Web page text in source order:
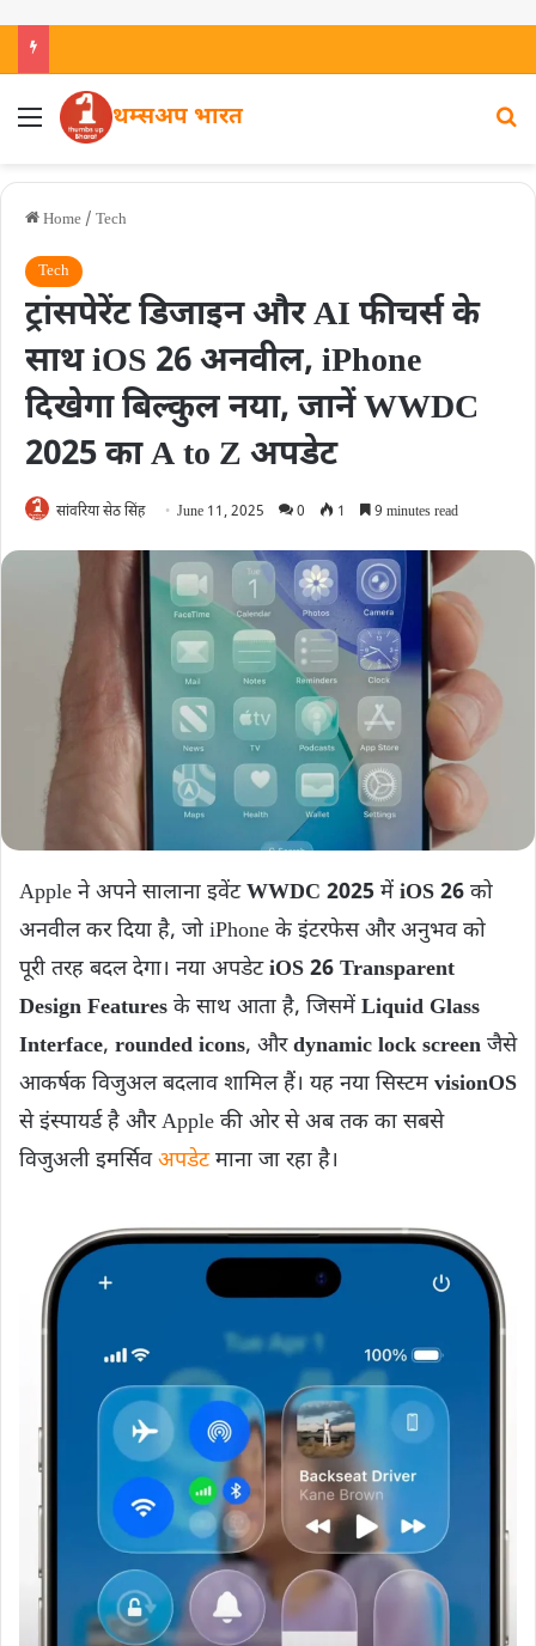
थम्सअप भारत
Home / Tech
Tech
ट्रांसपेरेंट डिजाइन और AI फीचर्स के
साथ iOS 26 अनवील, iPhone
दिखेगा बिल्कुल नया, जानें WWDC
2025 का A to Z अपडेट
सांवरिया सेठ सिंह June 11, 2025 0 1 9 minutes read
Apple ने अपने सालाना इवेंटWWDC 2025 में iOS 26 को
अनवील कर दिया है, जो iPhone के इंटरफेस और अनुभव को
पूरी तरह बदल देगा। नया अपडेटiOS 26 Transparent
Design Features के साथ आता है, जिसमें Liquid Glass
Interface, rounded icons, औरdynamic lock screen जैसे
आकर्षक विजुअल बदलाव शामिल हैं। यह नया सिस्टम visionOS
से इंस्पायर्ड है और Apple की ओर से अब तक का सबसे
विजुअली इमर्सिवअपडेटमाना जा रहा है।